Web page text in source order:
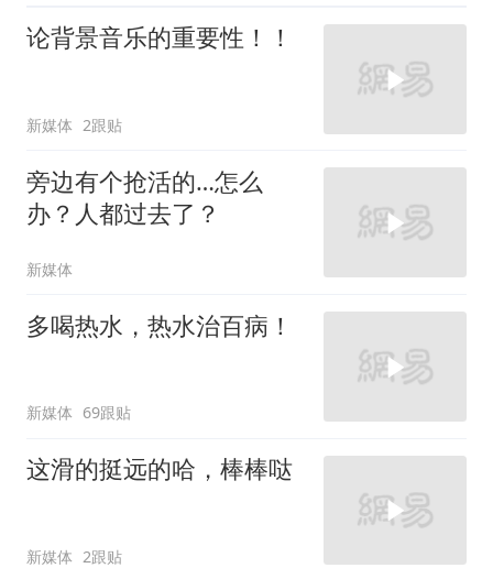
论背景音乐的重要性！！
新媒体 2跟贴
旁边有个抢活的…怎么
办？人都过去了？
新媒体
多喝热水，热水治百病！
新媒体 69跟贴
这滑的挺远的哈，棒棒哒
新媒体 2跟贴